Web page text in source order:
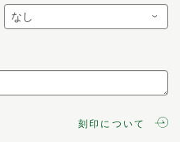
刻印について